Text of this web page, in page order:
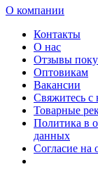
О компании
Контакты
О нас
Отзывы
Оптовикам
Вакансии
Свяжитесь с
Товарные
Политика в
данных
Согласие на